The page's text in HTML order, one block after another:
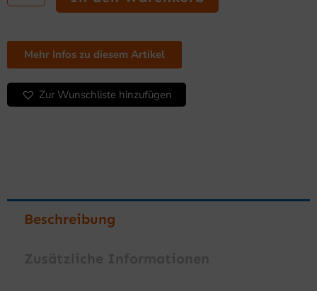
Schiebetüren
Menge
Mehr Infos zu diesem Artikel
Zur Wunschliste hinzufügen
Beschreibung